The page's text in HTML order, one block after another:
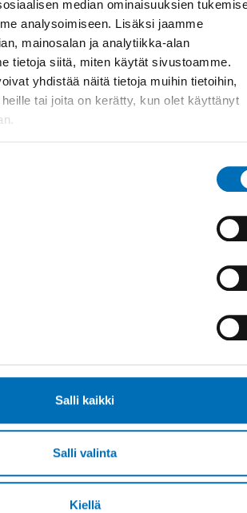
median ominaisuuksien
analysoimiseen. Lisäksi jaamme
mainosalan ja analytiikka-alan
tietoja siitä, miten käytät sivustoamme.
yhdistää näitä tietoja muihin tietoihin,
tai joita on kerätty, kun olet käyttänyt
Salli kaikki
Salli valinta
Kiellä
balttilainen kokous